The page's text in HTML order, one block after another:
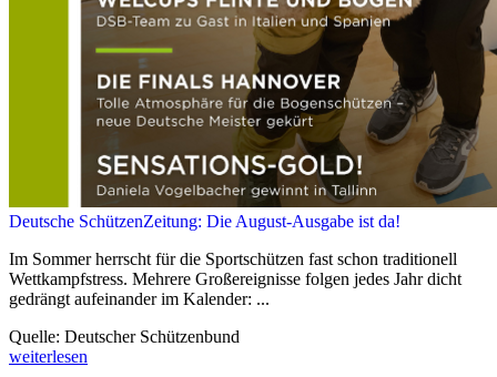
Deutsche SchützenZeitung: Die August-Ausgabe ist da!
Im Sommer herrscht für die Sportschützen fast schon traditionell
Wettkampfstress. Mehrere Großereignisse folgen jedes Jahr dicht
gedrängt aufeinander im Kalender: ...
Quelle: Deutscher Schützenbund
weiterlesen